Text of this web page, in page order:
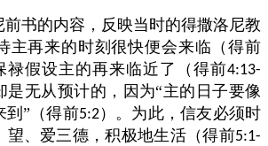
书的内容，反映当时的得撒洛尼教
主再来的时刻很快便会来临（得前
禄假设主的再来临近了（得前4:13-
是无从预计的，因为“主的日子要像
到”（得前5:2）。为此，信友必须时
望、爱三德，积极地生活（得前5:1-